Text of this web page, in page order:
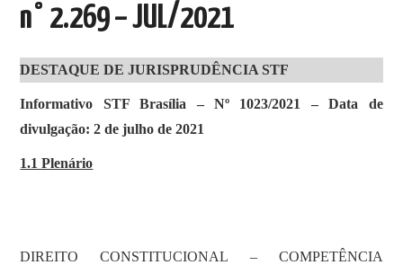
CLIPPING’S
CONTATO
SOBRE
n° 2.269 – JUL/2021
DESTAQUE DE JURISPRUDÊNCIA STF
Informativo STF Brasília – Nº 1023/2021 – Data de
divulgação: 2 de julho de 2021
1.1 Plenário
DIREITO CONSTITUCIONAL – COMPETÊNCIA